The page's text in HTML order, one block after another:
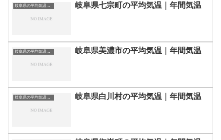
岐阜県の平均気温まとめ 岐阜県七宗町の平均気温｜年間気温
岐阜県の平均気温まとめ 岐阜県美濃市の平均気温｜年間気温
岐阜県の平均気温まとめ 岐阜県白川村の平均気温｜年間気温